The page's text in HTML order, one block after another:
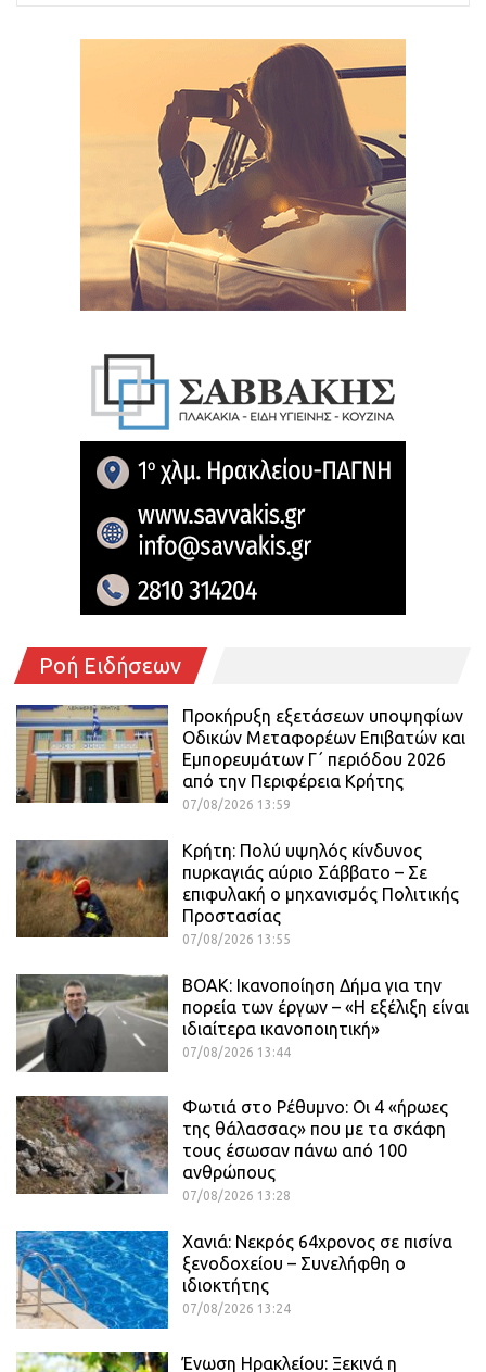
Ροή Ειδήσεων
Προκήρυξη εξετάσεων υποψηφίων
Οδικών Μεταφορέων Επιβατών και
Εμπορευμάτων Γ΄ περιόδου 2026
από την Περιφέρεια Κρήτης
07/08/2026 13:59
Κρήτη: Πολύ υψηλός κίνδυνος
πυρκαγιάς αύριο Σάββατο – Σε
επιφυλακή ο μηχανισμός Πολιτικής
Προστασίας
07/08/2026 13:55
ΒΟΑΚ: Ικανοποίηση Δήμα για την
πορεία των έργων – «Η εξέλιξη είναι
ιδιαίτερα ικανοποιητική»
07/08/2026 13:44
Φωτιά στο Ρέθυμνο: Οι 4 «ήρωες
της θάλασσας» που με τα σκάφη
τους έσωσαν πάνω από 100
ανθρώπους
07/08/2026 13:28
Χανιά: Νεκρός 64χρονος σε πισίνα
ξενοδοχείου – Συνελήφθη ο
ιδιοκτήτης
07/08/2026 13:24
Ένωση Ηρακλείου: Ξεκινά η